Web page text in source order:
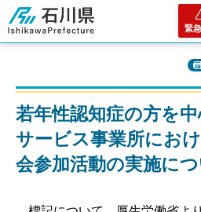
石川県
緊
若年性認知症の方を
サービス事業所にお
会参加活動の実施に